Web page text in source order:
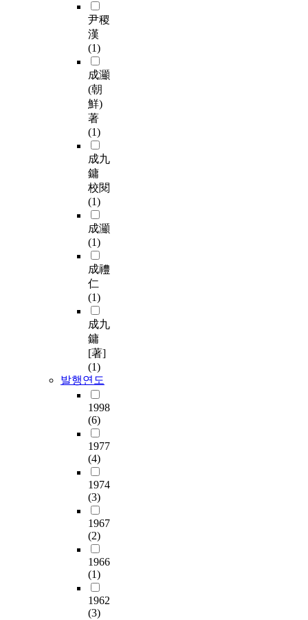
尹稷
漢
(1)
成灦
(朝
鮮)
著
(1)
成九
鏞
校閱
(1)
成灦
(1)
成禮
仁
(1)
成九
鏞
[著]
(1)
발행연도
1998
(6)
1977
(4)
1974
(3)
1967
(2)
1966
(1)
1962
(3)